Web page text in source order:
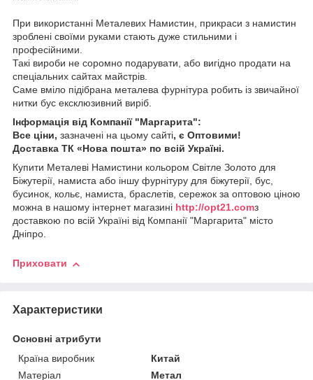
При використанні Металевих Намистин, прикраси з намистин
зроблені своїми руками стають дуже стильними і
професійними.
Такі вироби не соромно подарувати, або вигідно продати на
спеціальних сайтах майстрів.
Саме вміло підібрана металева фурнітура робить із звичайної
нитки бус ексклюзивний виріб.
Інформація від Компанії "Маргарита":
Все ціни, зазначені на цьому сайті, є Оптовими!
Доставка ТК «Нова пошта» по всій Україні.
Купити Металеві Намистини кольором Світле Золото для
Біжутерії, намиста або іншу фурнітуру для біжутерії, бус,
бусинок, кольє, намиста, браслетів, сережок за оптовою ціною
можна в нашому інтернет магазині http://opt21.comз
доставкою по всій Україні від Компанії "Маргарита" місто
Дніпро.
Приховати
Характеристики
Основні атрибути
Країна виробник
Китай
Матеріал
Метал